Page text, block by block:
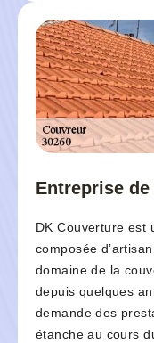
Entreprise
DK Couverture est
composée
domaine de la
depuis quelques
demande des
étanche au cours